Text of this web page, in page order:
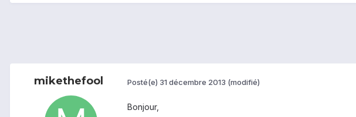
mikethefool Posté(e) 31 décembre 2013 (modifié)
Bonjour,